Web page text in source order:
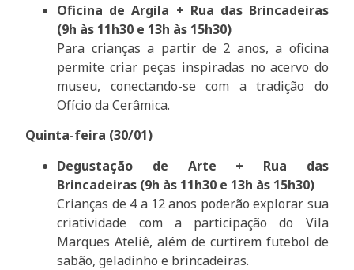
Oficina de Argila + Rua das Brincadeiras
(9h às 11h30 e 13h às 15h30)
Para crianças a partir de 2 anos, a oficina
permite criar peças inspiradas no acervo do
museu, conectando-se com a tradição do
Ofício da Cerâmica.
Quinta-feira (30/01)
Degustação de Arte + Rua das
Brincadeiras (9h às 11h30 e 13h às 15h30)
Crianças de 4 a 12 anos poderão explorar sua
criatividade com a participação do Vila
Marques Ateliê, além de curtirem futebol de
sabão, geladinho e brincadeiras.